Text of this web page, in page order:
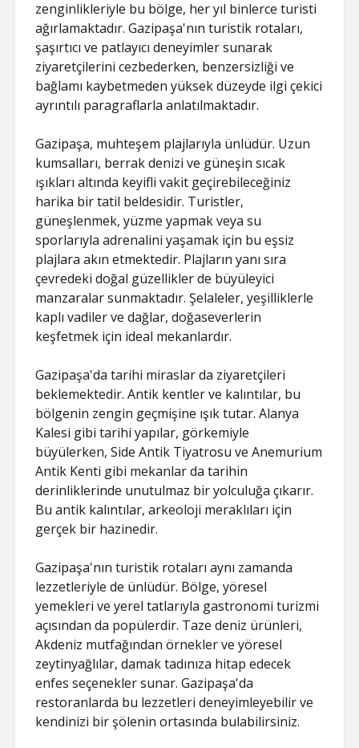
zenginlikleriyle bu bölge, her yıl binlerce turisti
ağırlamaktadır. Gazipaşa'nın turistik rotaları,
şaşırtıcı ve patlayıcı deneyimler sunarak
ziyaretçilerini cezbederken, benzersizliği ve
bağlamı kaybetmeden yüksek düzeyde ilgi çekici
ayrıntılı paragraflarla anlatılmaktadır.
Gazipaşa, muhteşem plajlarıyla ünlüdür. Uzun
kumsalları, berrak denizi ve güneşin sıcak
ışıkları altında keyifli vakit geçirebileceğiniz
harika bir tatil beldesidir. Turistler,
güneşlenmek, yüzme yapmak veya su
sporlarıyla adrenalini yaşamak için bu eşsiz
plajlara akın etmektedir. Plajların yanı sıra
çevredeki doğal güzellikler de büyüleyici
manzaralar sunmaktadır. Şelaleler, yeşilliklerle
kaplı vadiler ve dağlar, doğaseverlerin
keşfetmek için ideal mekanlardır.
Gazipaşa'da tarihi miraslar da ziyaretçileri
beklemektedir. Antik kentler ve kalıntılar, bu
bölgenin zengin geçmişine ışık tutar. Alanya
Kalesi gibi tarihi yapılar, görkemiyle
büyülerken, Side Antik Tiyatrosu ve Anemurium
Antik Kenti gibi mekanlar da tarihin
derinliklerinde unutulmaz bir yolculuğa çıkarır.
Bu antik kalıntılar, arkeoloji meraklıları için
gerçek bir hazinedir.
Gazipaşa'nın turistik rotaları aynı zamanda
lezzetleriyle de ünlüdür. Bölge, yöresel
yemekleri ve yerel tatlarıyla gastronomi turizmi
açısından da popülerdir. Taze deniz ürünleri,
Akdeniz mutfağından örnekler ve yöresel
zeytinyağlılar, damak tadınıza hitap edecek
enfes seçenekler sunar. Gazipaşa'da
restoranlarda bu lezzetleri deneyimleyebilir ve
kendinizi bir şölenin ortasında bulabilirsiniz.